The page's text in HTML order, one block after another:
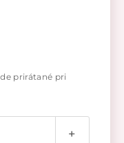
prirátané pri
+